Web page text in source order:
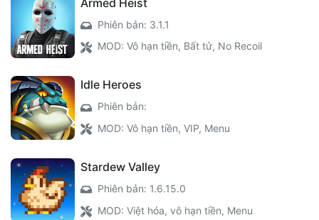
Phiên bản: 3.1.1
MOD: Vô hạn tiền, Bất tử, No Recoil
Idle Heroes
Phiên bản:
MOD: Vô hạn tiền, VIP, Menu
Stardew Valley
Phiên bản: 1.6.15.0
MOD: Việt hóa, vô hạn tiền, Menu